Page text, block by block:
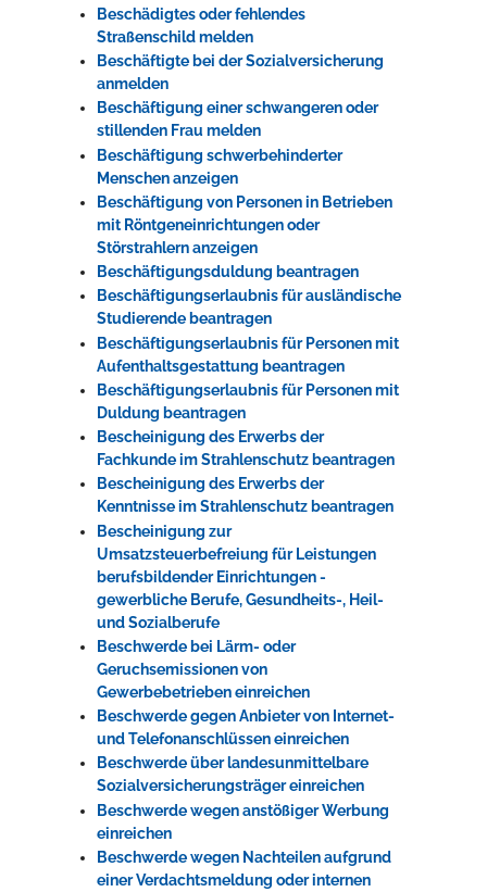
Beschädigtes oder fehlendes
Straßenschild melden
Beschäftigte bei der Sozialversicherung
anmelden
Beschäftigung einer schwangeren oder
stillenden Frau melden
Beschäftigung schwerbehinderter
Menschen anzeigen
Beschäftigung von Personen in Betrieben
mit Röntgeneinrichtungen oder
Störstrahlern anzeigen
Beschäftigungsduldung beantragen
Beschäftigungserlaubnis für ausländische
Studierende beantragen
Beschäftigungserlaubnis für Personen mit
Aufenthaltsgestattung beantragen
Beschäftigungserlaubnis für Personen mit
Duldung beantragen
Bescheinigung des Erwerbs der
Fachkunde im Strahlenschutz beantragen
Bescheinigung des Erwerbs der
Kenntnisse im Strahlenschutz beantragen
Bescheinigung zur
Umsatzsteuerbefreiung für Leistungen
berufsbildender Einrichtungen -
gewerbliche Berufe, Gesundheits-, Heil-
und Sozialberufe
Beschwerde bei Lärm- oder
Geruchsemissionen von
Gewerbebetrieben einreichen
Beschwerde gegen Anbieter von Internet-
und Telefonanschlüssen einreichen
Beschwerde über landesunmittelbare
Sozialversicherungsträger einreichen
Beschwerde wegen anstößiger Werbung
einreichen
Beschwerde wegen Nachteilen aufgrund
einer Verdachtsmeldung oder internen